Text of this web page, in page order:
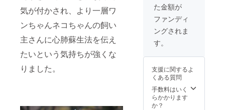
気が付かされ、より一層ワ
ンちゃんネコちゃんの飼い
主さんに心肺蘇生法を伝え
たいという気持ちが強くな
りました。
と動画
もつい
てきま
すよ♪
個数：
無制限
備考：
お手紙
とパン
フレッ
パンフ
レッ
ト、
ペット
画は
にて送
らせて
いただ
きま
服を
Nyaran
y&Dia
で販売
す。
中に私
のペッ
トを広
めた
た金額が
ファンディ
ングされま
す。
支援に関するよ
くある質問
手数料はいく
らかかります
か？